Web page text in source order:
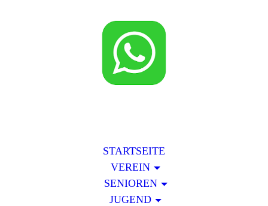
STARTSEITE
VEREIN
SENIOREN
JUGEND